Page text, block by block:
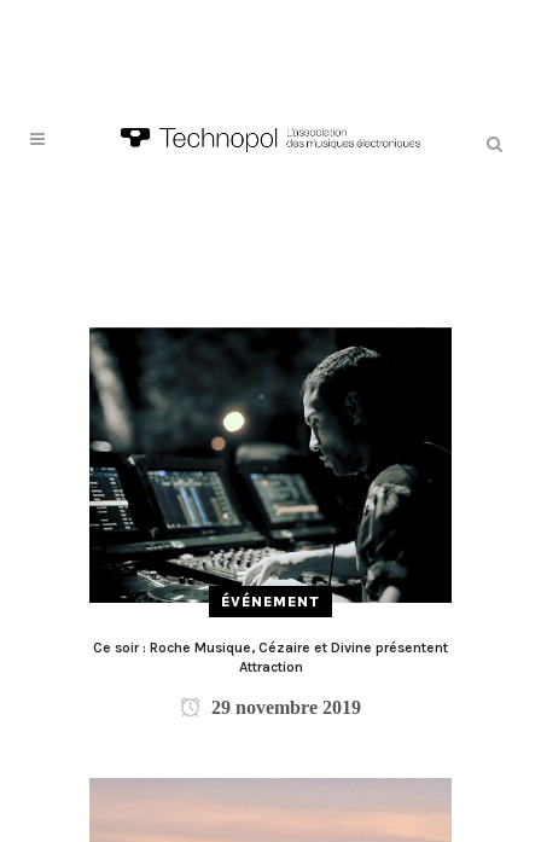
ÉVÉNEMENT
Ce soir : Roche Musique, Cézaire et Divine présentent
Attraction
29 novembre 2019